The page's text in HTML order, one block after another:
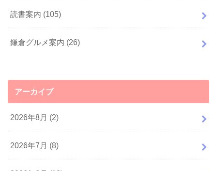
読書案内 (105)
鎌倉グルメ案内 (26)
アーカイブ
2026年8月 (2)
2026年7月 (8)